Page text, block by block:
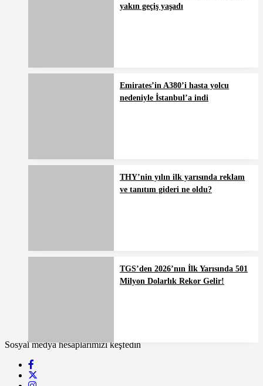
yakın geçiş yaşadı
Emirates’in A380’i hasta yolcu
nedeniyle İstanbul’a indi
THY’nin yılın ilk yarısında reklam
ve tanıtım gideri ne oldu?
TGS’den 2026’nın İlk Yarısında 501
Milyon Dolarlık Rekor Gelir!
Sosyal medya hesaplarımızı keşfedin